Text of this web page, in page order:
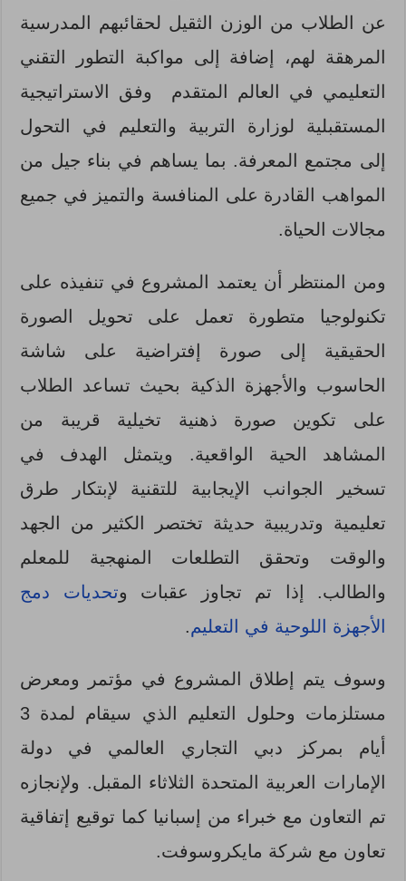
عن الطلاب من الوزن الثقيل لحقائبهم المدرسية
المرهقة لهم، إضافة إلى مواكبة التطور التقني
التعليمي في العالم المتقدم وفق الاستراتيجية
المستقبلية لوزارة التربية والتعليم في التحول
إلى مجتمع المعرفة. بما يساهم في بناء جيل من
المواهب القادرة على المنافسة والتميز في جميع
مجالات الحياة.
ومن المنتظر أن يعتمد المشروع في تنفيذه على
تكنولوجيا متطورة تعمل على تحويل الصورة
الحقيقية إلى صورة إفتراضية على شاشة
الحاسوب والأجهزة الذكية بحيث تساعد الطلاب
على تكوين صورة ذهنية تخيلية قريبة من
المشاهد الحية الواقعية. ويتمثل الهدف في
تسخير الجوانب الإيجابية للتقنية لإبتكار طرق
تعليمية وتدريبية حديثة تختصر الكثير من الجهد
والوقت وتحقق التطلعات المنهجية للمعلم
والطالب. إذا تم تجاوز عقبات وتحديات دمج
الأجهزة اللوحية في التعليم.
وسوف يتم إطلاق المشروع في مؤتمر ومعرض
مستلزمات وحلول التعليم الذي سيقام لمدة 3
أيام بمركز دبي التجاري العالمي في دولة
الإمارات العربية المتحدة الثلاثاء المقبل. ولإنجازه
تم التعاون مع خبراء من إسبانيا كما توقيع إتفاقية
تعاون مع شركة مايكروسوفت.